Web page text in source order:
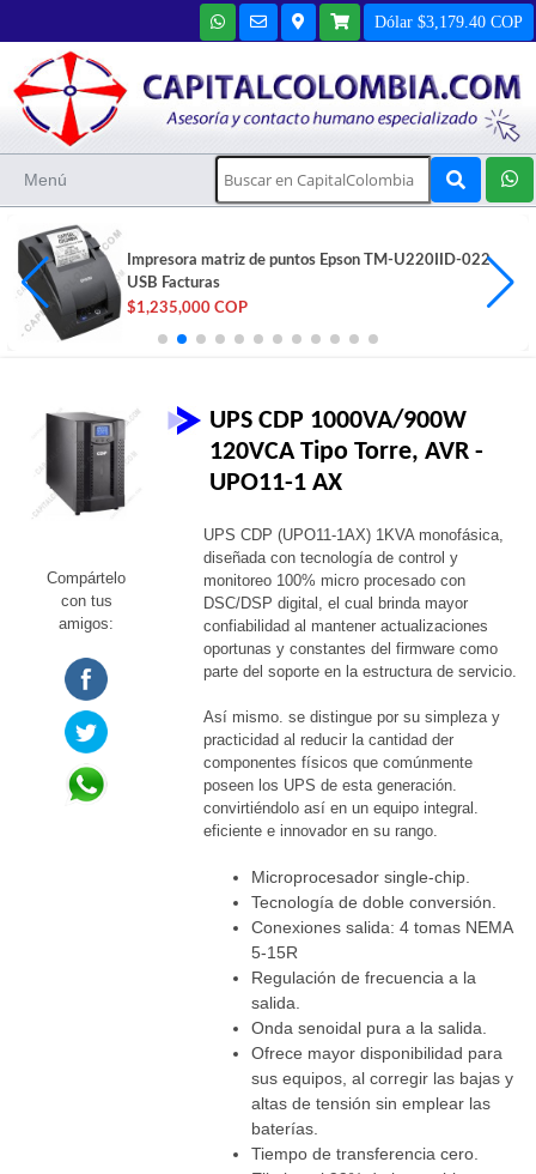
Dólar $3,179.40 COP
Menú
Impresora matriz de puntos Epson TM-U220IID-022
USB Facturas
$1,235,000 COP
Compártelo
con tus
amigos:
UPS CDP 1000VA/900W
120VCA Tipo Torre, AVR -
UPO11-1 AX
UPS CDP (UPO11-1AX) 1KVA monofásica,
diseñada con tecnología de control y
monitoreo 100% micro procesado con
DSC/DSP digital, el cual brinda mayor
confiabilidad al mantener actualizaciones
oportunas y constantes del firmware como
parte del soporte en la estructura de servicio.
Así mismo. se distingue por su simpleza y
practicidad al reducir la cantidad der
componentes físicos que comúnmente
poseen los UPS de esta generación.
convirtiéndolo así en un equipo integral.
eficiente e innovador en su rango.
Microprocesador single-chip.
Tecnología de doble conversión.
Conexiones salida: 4 tomas NEMA
5-15R
Regulación de frecuencia a la
salida.
Onda senoidal pura a la salida.
Ofrece mayor disponibilidad para
sus equipos, al corregir las bajas y
altas de tensión sin emplear las
baterías.
Tiempo de transferencia cero.